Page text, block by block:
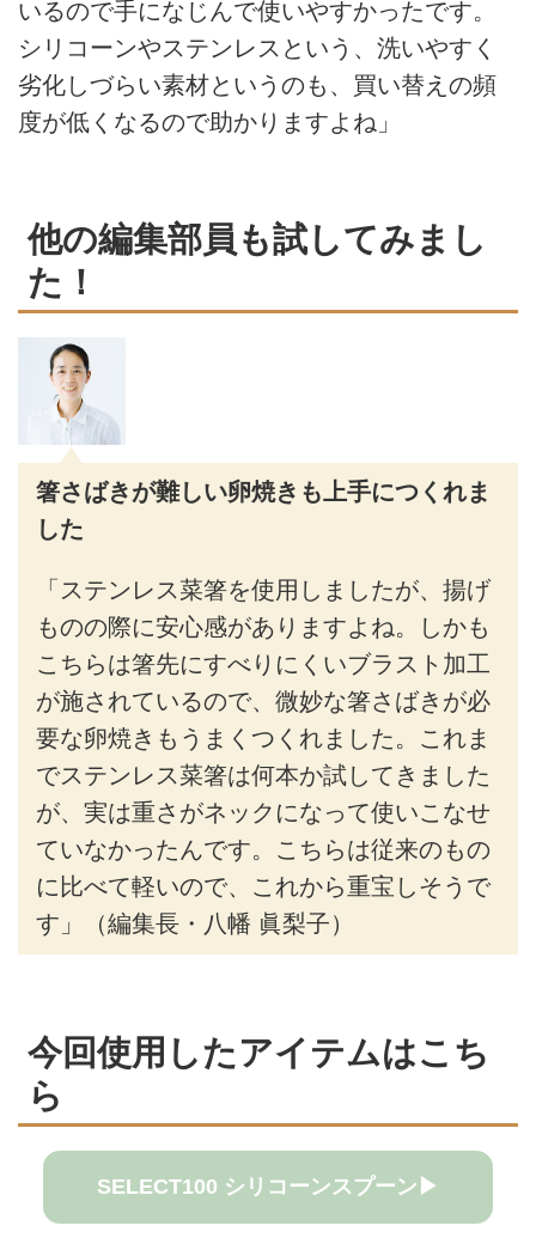
いるので手になじんで使いやすかったです。
シリコーンやステンレスという、洗いやすく
劣化しづらい素材というのも、買い替えの頻
度が低くなるので助かりますよね」
他の編集部員も試してみまし
た！
箸さばきが難しい卵焼きも上手につくれま
した
「ステンレス菜箸を使用しましたが、揚げ
ものの際に安心感がありますよね。しかも
こちらは箸先にすべりにくいブラスト加工
が施されているので、微妙な箸さばきが必
要な卵焼きもうまくつくれました。これま
でステンレス菜箸は何本か試してきました
が、実は重さがネックになって使いこなせ
ていなかったんです。こちらは従来のもの
に比べて軽いので、これから重宝しそうで
す」（編集長・八幡 眞梨子）
今回使用したアイテムはこち
ら
SELECT100 シリコーンスプーン▶